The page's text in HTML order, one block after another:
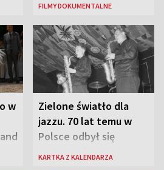
FILMY DOKUMENTALNE
w
Zielone światło dla
jazzu. 70 lat temu w
Polsce odbył się
pierwszy festiwal
KARTKA Z KALENDARZA